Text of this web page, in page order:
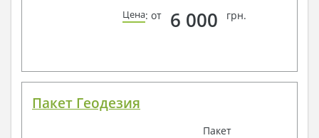
Цена: от 6 000 грн.
Пакет Геодезия
Пакет